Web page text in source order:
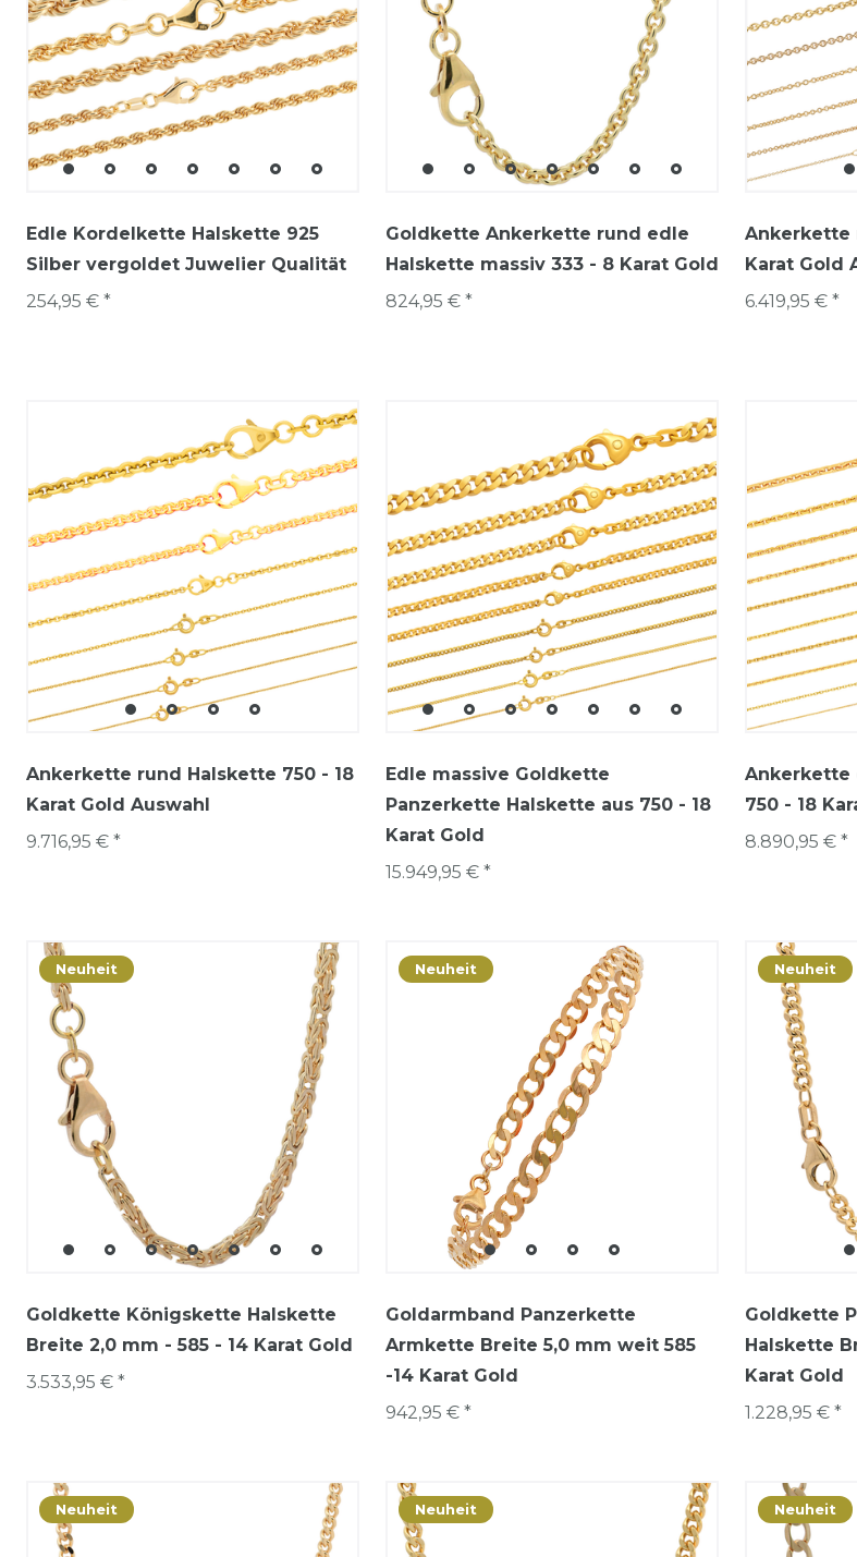
Edle Kordelkette Halskette 925
Silber vergoldet Juwelier Qualität
254,95 € *
Goldkette Ankerkette rund edle
Halskette massiv 333 - 8 Karat Gold
824,95 € *
Ankerkette
Karat Gold
6.419,95 € *
Ankerkette rund Halskette 750 - 18
Karat Gold Auswahl
9.716,95 € *
Edle massive Goldkette
Panzerkette Halskette aus 750 - 18
Karat Gold
15.949,95 € *
Ankerkette
750 - 18
8.890,95 € *
Neuheit
Goldkette Königskette Halskette
Breite 2,0 mm - 585 - 14 Karat Gold
3.533,95 € *
Neuheit
Goldarmband Panzerkette
Armkette Breite 5,0 mm weit 585
-14 Karat Gold
942,95 € *
Neuheit
Goldkette
Halskette
Karat Gold
1.228,95 € *
Neuheit Neuheit Neuheit